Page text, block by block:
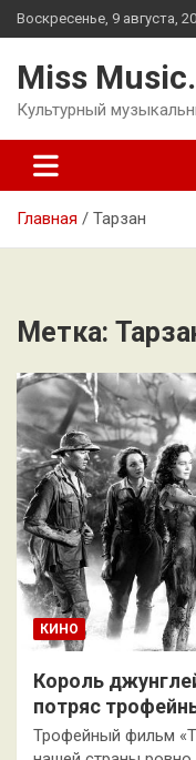
Перейти
к
Воскресенье, 9 августа,
Miss Music.
Культурный
Главная Тарзан
Метка:
КИНО
Король
потряс
Трофейный фильм